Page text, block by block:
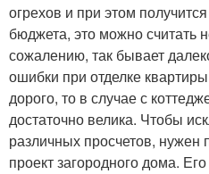
огрехов и при этом
бюджета, это можно считать
сожалению, так бывает
ошибки при отделке
дорого, то в случае с
достаточно велика. Чтобы
различных просчетов,
проект загородного дома.